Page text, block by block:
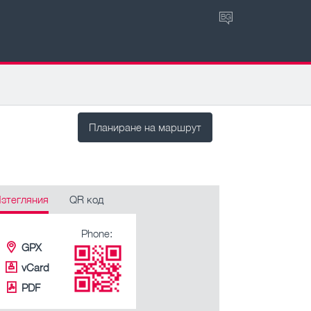
BG
Планиране на маршрут
QR код
GPX
vCard
PDF
Phone: